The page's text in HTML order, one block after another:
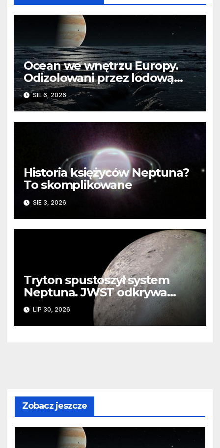
Ocean we wnętrzu Europy.
Odizolowani przez lodową
barierę
SIE 6, 2026
Historia księżyców Neptuna?
To skomplikowane
SIE 3, 2026
Tryton spustoszył system
Neptuna. JWST odkrywa
ślady kosmicznej katastrofy i
zaginionego lodu
LIP 30, 2026
Zobacz jeszcze